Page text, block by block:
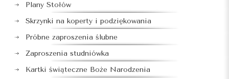
Plany Stołów
Skrzynki na koperty i podziękowania
Próbne zaproszenia ślubne
Zaproszenia studniówka
Kartki świąteczne Boże Narodzenia